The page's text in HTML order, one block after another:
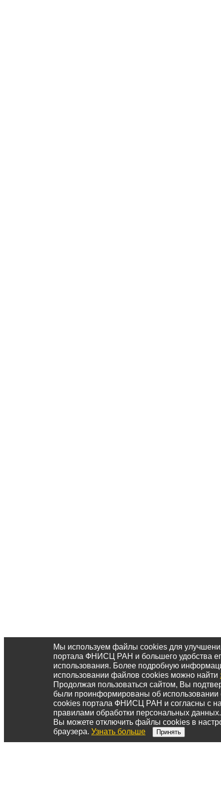
Мы используем файлы cookies для
портала ФНИСЦ РАН и большего удобства
использования. Более подробную
использовании файлов cookies можно найти
Продолжая пользоваться сайтом, Вы
были проинформированы об
cookies портала ФНИСЦ РАН и согласны с
правилами обработки персональных данных.
Вы можете отключить файлы cookies в
браузера. Узнать больше Принять